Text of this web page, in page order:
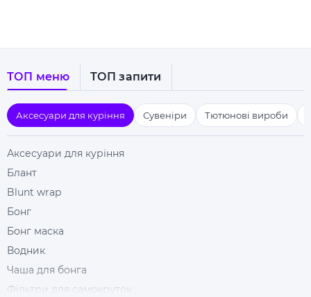
ТОП меню ТОП запити
Аксесуари для куріння Сувеніри Тютюнові вироби
Аксесуари для куріння
Блант
Blunt wrap
Бонг
Бонг маска
Водник
Чаша для бонга
Фільтри для самокруток